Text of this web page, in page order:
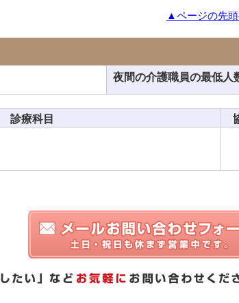
▲ページの先
夜間の介護職員の最低人
診療科目